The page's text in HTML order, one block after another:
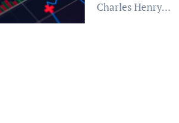
Charles Henry…